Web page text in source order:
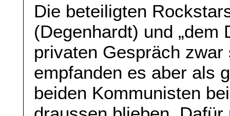
Die beteiligten
(Degenhardt) und „dem
privaten Gespräch
empfanden es aber als
beiden Kommunisten